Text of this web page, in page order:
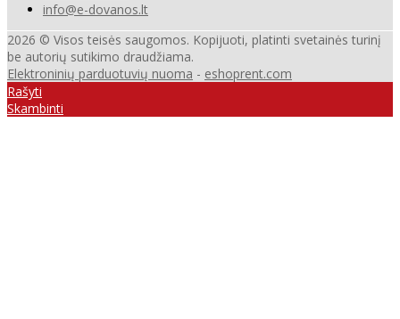
info@e-dovanos.lt
2026 © Visos teisės saugomos. Kopijuoti, platinti svetainės turinį
be autorių sutikimo draudžiama.
Elektroninių parduotuvių nuoma - eshoprent.com
Rašyti
Skambinti